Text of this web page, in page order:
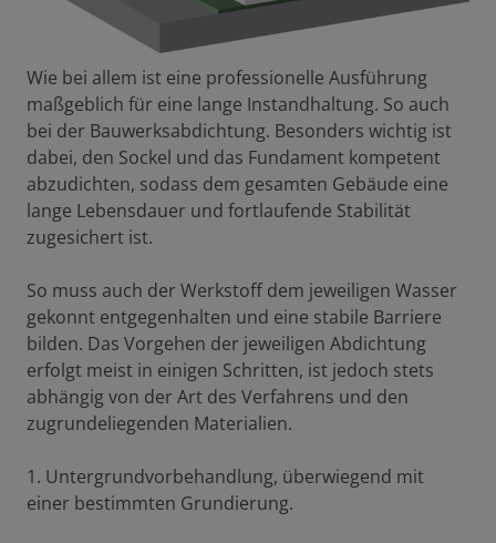
Wie bei allem ist eine professionelle Ausführung
maßgeblich für eine lange Instandhaltung. So auch
bei der Bauwerksabdichtung. Besonders wichtig ist
dabei, den Sockel und das Fundament kompetent
abzudichten, sodass dem gesamten Gebäude eine
lange Lebensdauer und fortlaufende Stabilität
zugesichert ist.
So muss auch der Werkstoff dem jeweiligen Wasser
gekonnt entgegenhalten und eine stabile Barriere
bilden. Das Vorgehen der jeweiligen Abdichtung
erfolgt meist in einigen Schritten, ist jedoch stets
abhängig von der Art des Verfahrens und den
zugrundeliegenden Materialien.
1. Untergrundvorbehandlung, überwiegend mit
einer bestimmten Grundierung.